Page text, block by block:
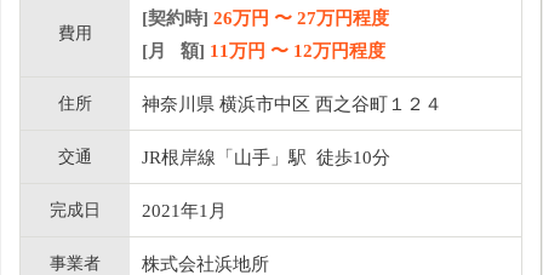
費用
[契約時] 26万円 〜 27万円程度
[月 額] 11万円 〜 12万円程度
住所 神奈川県 横浜市中区 西之谷町１２４
交通 JR根岸線「山手」駅 徒歩10分
完成日 2021年1月
事業者 株式会社浜地所